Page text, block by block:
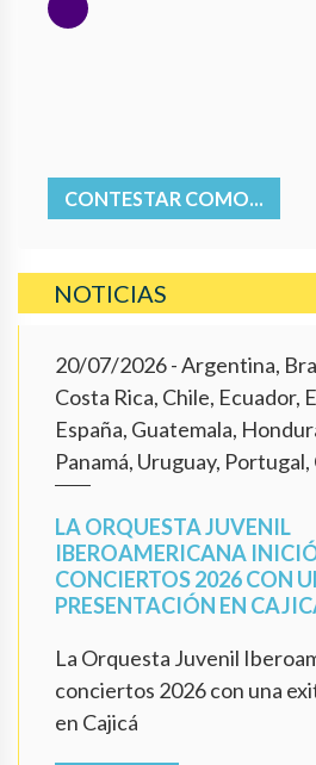
CONTESTAR COMO...
NOTICIAS
20/07/2026- Argentina,
Costa Rica, Chile, Ecuador,
España, Guatemala,
Panamá, Uruguay, Portugal,
LA ORQUESTA JUVENIL
IBEROAMERICANA
CONCIERTOS 2026 CON
PRESENTACIÓN EN
La Orquesta Juvenil
conciertos 2026 con una
en Cajicá